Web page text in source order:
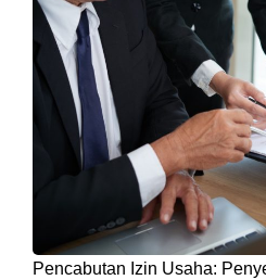
Pencabutan Izin Usaha: